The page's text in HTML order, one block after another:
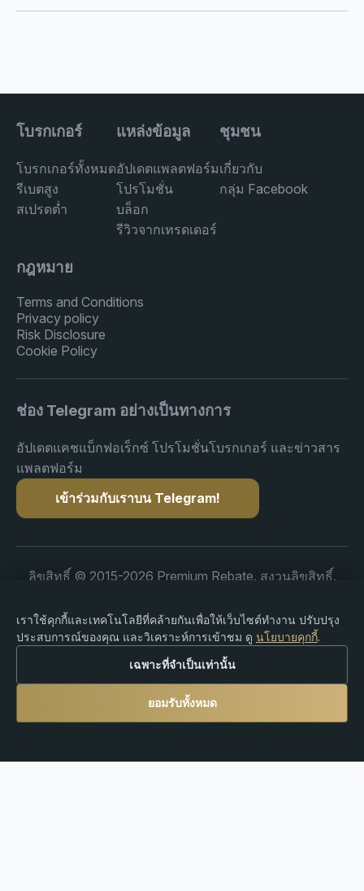
โบรกเกอร์
โบรกเกอร์ทั้งหมด
รีเบตสูง
สเปรดต่ำ
แหล่งข้อมูล
อัปเดตแพลตฟอร์ม
โปรโมชั่น
บล็อก
รีวิวจากเทรดเดอร์
ชุมชน
เกี่ยวกับ
กลุ่ม Facebook
กฎหมาย
Terms and Conditions
Privacy policy
Risk Disclosure
Cookie Policy
ช่อง Telegram อย่างเป็นทางการ
อัปเดตแคชแบ็กฟอเร็กซ์ โปรโมชั่นโบรกเกอร์ และข่าวสาร
แพลตฟอร์ม
เข้าร่วมกับเราบน Telegram!
ลิขสิทธิ์ © 2015-2026 Premium Rebate. สงวนลิขสิทธิ์.
คำเตือนความเสี่ยง: การซื้อขาย Forex, CFDs, สกุลเงิน
ดิจิทัล และผลิตภัณฑ์ที่มีเลเวอเรจ มีความเสี่ยงสูงต่อการ
ขาดทุน และอาจไม่เหมาะสมสำหรับนักลงทุนทุกคน
Premium Rebate Group เป็นแพลตฟอร์มรีเบตและแนะนำ
การดูแลทรัพย์สิน หรือบริการทางการเงิน ผู้ใช้งานต้องรับผิด
เราใช้คุกกี้และเทคโนโลยีที่คล้ายกันเพื่อให้เว็บไซต์ทำงาน ปรับปรุง
ประสบการณ์ของคุณ และวิเคราะห์การเข้าชม ดู นโยบายคุกกี้.
เฉพาะที่จำเป็นเท่านั้น
ยอมรับทั้งหมด